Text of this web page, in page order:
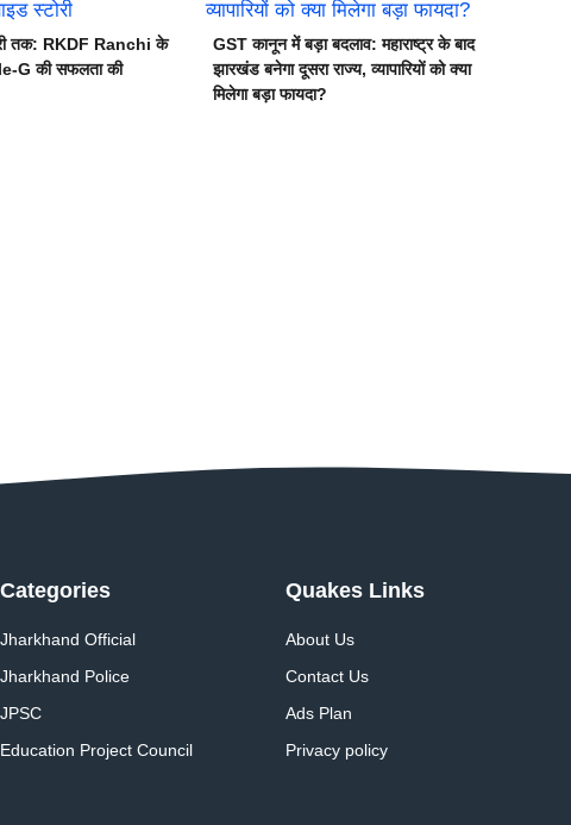
तक: RKDF Ranchi के
G की सफलता की
GST कानून में बड़ा बदलाव: महाराष्ट्र के बाद
झारखंड बनेगा दूसरा राज्य, व्यापारियों को क्या
मिलेगा बड़ा फायदा?
Categories
Jharkhand Official
Jharkhand Police
JPSC
Education Project Council
Quakes Links
About Us
Contact Us
Ads Plan
Privacy policy